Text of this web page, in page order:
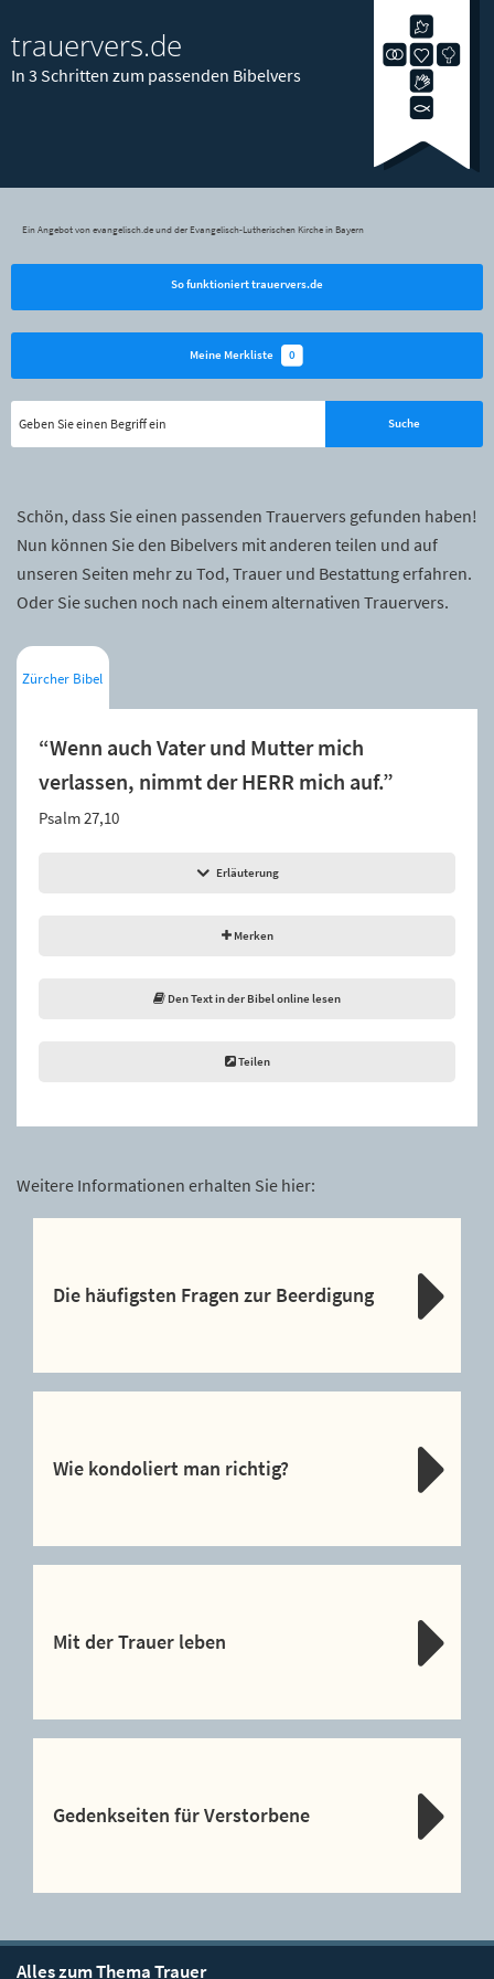
trauervers.de
In 3 Schritten zum passenden Bibelvers
Ein Angebot von evangelisch.de und der Evangelisch-Lutherischen Kirche in Bayern
So funktioniert trauervers.de
Meine Merkliste 0
Schön, dass Sie einen passenden Trauervers gefunden haben!
Nun können Sie den Bibelvers mit anderen teilen und auf
unseren Seiten mehr zu Tod, Trauer und Bestattung erfahren.
Oder Sie suchen noch nach einem alternativen Trauervers.
Zürcher Bibel
“Wenn auch Vater und Mutter mich
verlassen, nimmt der HERR mich auf.”
Psalm 27,10
Erläuterung
Merken
Den Text in der Bibel online lesen
Teilen
Weitere Informationen erhalten Sie hier:
Die häufigsten Fragen zur Beerdigung
Wie kondoliert man richtig?
Mit der Trauer leben
Gedenkseiten für Verstorbene
Alles zum Thema Trauer